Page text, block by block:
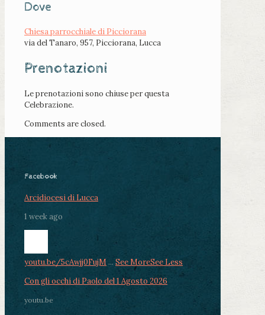
Dove
Chiesa parrocchiale di Picciorana
via del Tanaro, 957, Picciorana, Lucca
Prenotazioni
Le prenotazioni sono chiuse per questa
Celebrazione.
Comments are closed.
Facebook
Arcidiocesi di Lucca
1 week ago
youtu.be/5cAwjj0FujM ... See MoreSee Less
Con gli occhi di Paolo del 1 Agosto 2026
youtu.be